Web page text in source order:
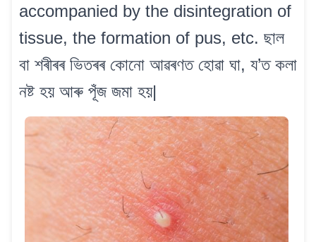
accompanied by the disintegration of
tissue, the formation of pus, etc. ছাল
বা শৰীৰৰ ভিতৰৰ কোনো আৱৰণত হোৱা ঘা, য’ত কলা
নষ্ট হয় আৰু পূঁজ জমা হয়|